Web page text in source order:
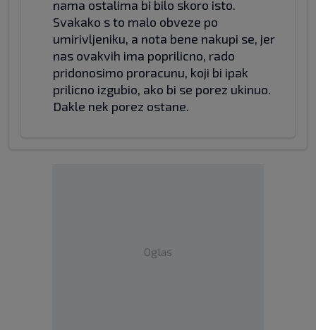
nama ostalima bi bilo skoro isto.
Svakako s to malo obveze po
umirivljeniku, a nota bene nakupi se, jer
nas ovakvih ima poprilicno, rado
pridonosimo proracunu, koji bi ipak
prilicno izgubio, ako bi se porez ukinuo.
Dakle nek porez ostane.
Oglas